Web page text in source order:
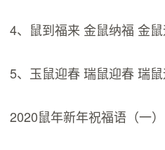
4、鼠到福来 金鼠纳福 金
5、玉鼠迎春 瑞鼠迎春 瑞
2020鼠年新年祝福语（一）